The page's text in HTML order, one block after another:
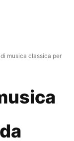
musica classica per